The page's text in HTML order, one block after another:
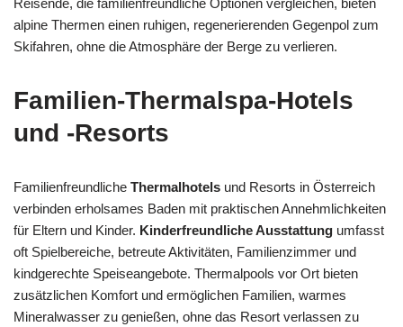
Reisende, die familienfreundliche Optionen vergleichen, bieten
alpine Thermen einen ruhigen, regenerierenden Gegenpol zum
Skifahren, ohne die Atmosphäre der Berge zu verlieren.
Familien-Thermalspa-Hotels
und -Resorts
Familienfreundliche Thermalhotels und Resorts in Österreich
verbinden erholsames Baden mit praktischen Annehmlichkeiten
für Eltern und Kinder. Kinderfreundliche Ausstattung umfasst
oft Spielbereiche, betreute Aktivitäten, Familienzimmer und
kindgerechte Speiseangebote. Thermalpools vor Ort bieten
zusätzlichen Komfort und ermöglichen Familien, warmes
Mineralwasser zu genießen, ohne das Resort verlassen zu